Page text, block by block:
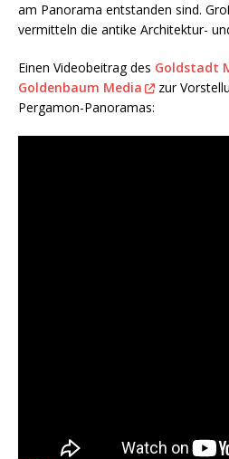
am Panorama entstanden sind.
vermitteln die antike Architektur-
Einen Videobeitrag des Goldstadt
Goldenbaum Media
zur
Pergamon-Panoramas: